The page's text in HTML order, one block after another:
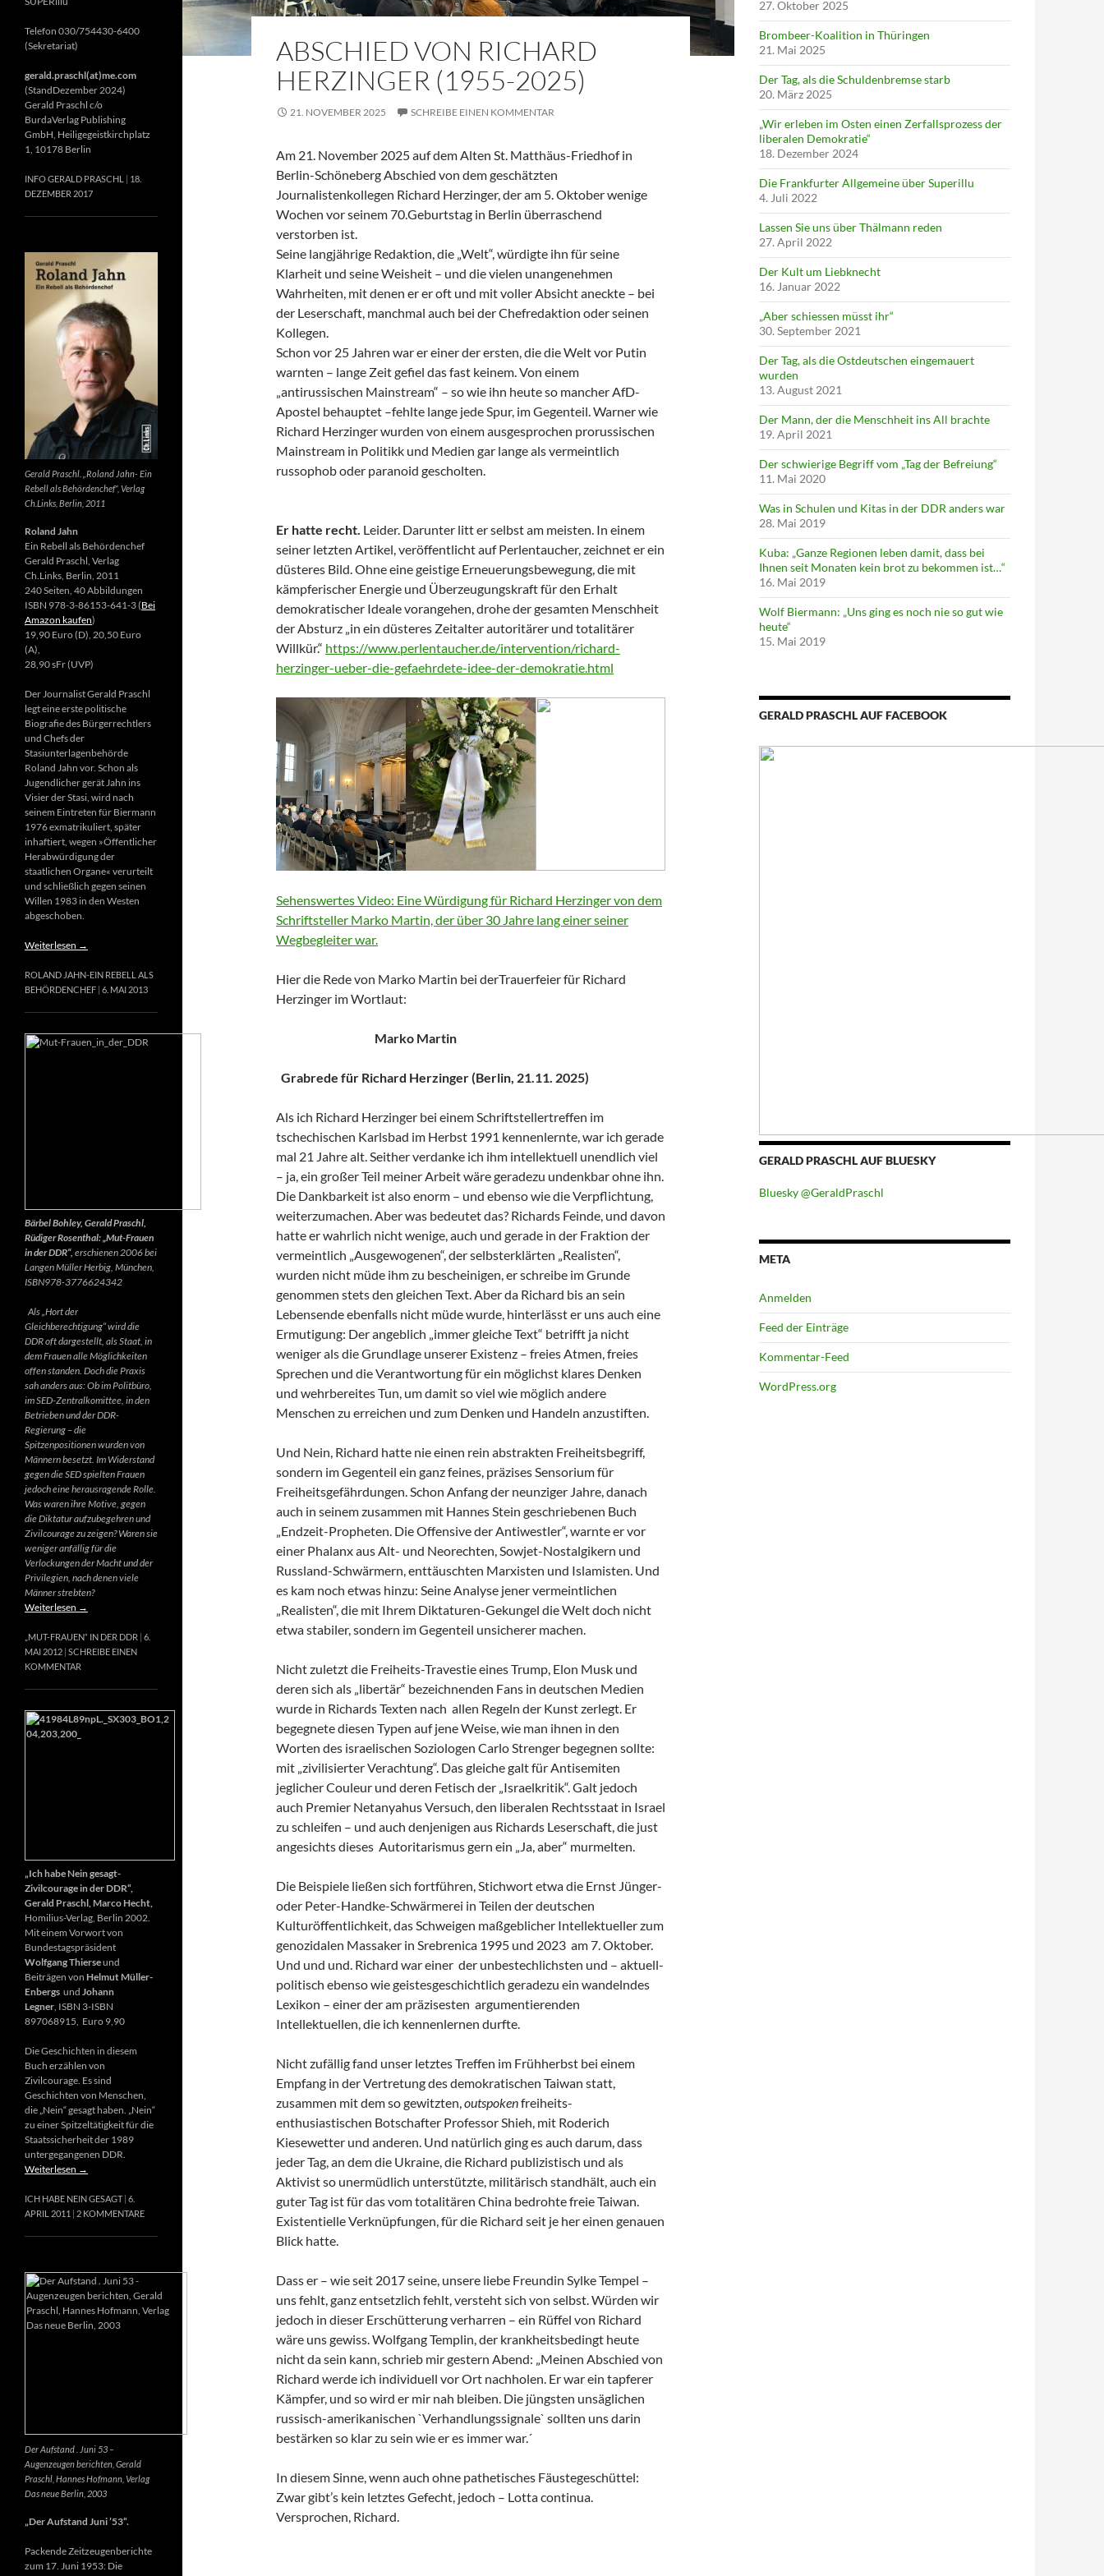
ABSCHIED VON RICHARD
HERZINGER (1955-2025)
21. NOVEMBER 2025 SCHREIBE EINEN KOMMENTAR
Am 21. November 2025 auf dem Alten St. Matthäus-Friedhof in
Berlin-Schöneberg Abschied von dem geschätzten
Journalistenkollegen Richard Herzinger, der am 5. Oktober wenige
Wochen vor seinem 70.Geburtstag in Berlin überraschend
verstorben ist.
Seine langjährige Redaktion, die „Welt“, würdigte ihn für seine
Klarheit und seine Weisheit – und die vielen unangenehmen
Wahrheiten, mit denen er er oft und mit voller Absicht aneckte – bei
der Leserschaft, manchmal auch bei der Chefredaktion oder seinen
Kollegen.
Schon vor 25 Jahren war er einer der ersten, die die Welt vor Putin
warnten – lange Zeit gefiel das fast keinem. Von einem
„antirussischen Mainstream“ – so wie ihn heute so mancher AfD-
Apostel behauptet –fehlte lange jede Spur, im Gegenteil. Warner wie
Richard Herzinger wurden von einem ausgesprochen prorussischen
Mainstream in Politikk und Medien gar lange als vermeintlich
russophob oder paranoid gescholten.
Er hatte recht. Leider. Darunter litt er selbst am meisten. In einem
seiner letzten Artikel, veröffentlicht auf Perlentaucher, zeichnet er ein
düsteres Bild. Ohne eine geistige Erneuerungsbewegung, die mit
kämpferischer Energie und Überzeugungskraft für den Erhalt
demokratischer Ideale vorangehen, drohe der gesamten Menschheit
der Absturz „in ein düsteres Zeitalter autoritärer und totalitärer
Willkür.“ https://www.perlentaucher.de/intervention/richard-
herzinger-ueber-die-gefaehrdete-idee-der-demokratie.html
Sehenswertes Video: Eine Würdigung für Richard Herzinger von dem
Schriftsteller Marko Martin, der über 30 Jahre lang einer seiner
Wegbegleiter war.
Hier die Rede von Marko Martin bei derTrauerfeier für Richard
Herzinger im Wortlaut:
Marko Martin
Grabrede für Richard Herzinger (Berlin, 21.11. 2025)
Als ich Richard Herzinger bei einem Schriftstellertreffen im
tschechischen Karlsbad im Herbst 1991 kennenlernte, war ich gerade
mal 21 Jahre alt. Seither verdanke ich ihm intellektuell unendlich viel
– ja, ein großer Teil meiner Arbeit wäre geradezu undenkbar ohne ihn.
Die Dankbarkeit ist also enorm – und ebenso wie die Verpflichtung,
weiterzumachen. Aber was bedeutet das? Richards Feinde, und davon
hatte er wahrlich nicht wenige, auch und gerade in der Fraktion der
vermeintlich „Ausgewogenen“, der selbsterklärten „Realisten“,
wurden nicht müde ihm zu bescheinigen, er schreibe im Grunde
genommen stets den gleichen Text. Aber da Richard bis an sein
Lebensende ebenfalls nicht müde wurde, hinterlässt er uns auch eine
Ermutigung: Der angeblich „immer gleiche Text“ betrifft ja nicht
weniger als die Grundlage unserer Existenz – freies Atmen, freies
Sprechen und die Verantwortung für ein möglichst klares Denken
und wehrbereites Tun, um damit so viel wie möglich andere
Menschen zu erreichen und zum Denken und Handeln anzustiften.
Und Nein, Richard hatte nie einen rein abstrakten Freiheitsbegriff,
sondern im Gegenteil ein ganz feines, präzises Sensorium für
Freiheitsgefährdungen. Schon Anfang der neunziger Jahre, danach
auch in seinem zusammen mit Hannes Stein geschriebenen Buch
„Endzeit-Propheten. Die Offensive der Antiwestler“, warnte er vor
einer Phalanx aus Alt- und Neorechten, Sowjet-Nostalgikern und
Russland-Schwärmern, enttäuschten Marxisten und Islamisten. Und
es kam noch etwas hinzu: Seine Analyse jener vermeintlichen
„Realisten“, die mit Ihrem Diktaturen-Gekungel die Welt doch nicht
etwa stabiler, sondern im Gegenteil unsicherer machen.
Nicht zuletzt die Freiheits-Travestie eines Trump, Elon Musk und
deren sich als „libertär“ bezeichnenden Fans in deutschen Medien
wurde in Richards Texten nach allen Regeln der Kunst zerlegt. Er
begegnete diesen Typen auf jene Weise, wie man ihnen in den
Worten des israelischen Soziologen Carlo Strenger begegnen sollte:
mit „zivilisierter Verachtung“. Das gleiche galt für Antisemiten
jeglicher Couleur und deren Fetisch der „Israelkritik“. Galt jedoch
auch Premier Netanyahus Versuch, den liberalen Rechtsstaat in Israel
zu schleifen – und auch denjenigen aus Richards Leserschaft, die just
angesichts dieses Autoritarismus gern ein „Ja, aber“ murmelten.
Die Beispiele ließen sich fortführen, Stichwort etwa die Ernst Jünger-
oder Peter-Handke-Schwärmerei in Teilen der deutschen
Kulturöffentlichkeit, das Schweigen maßgeblicher Intellektueller zum
genozidalen Massaker in Srebrenica 1995 und 2023 am 7. Oktober.
Und und und. Richard war einer der unbestechlichsten und – aktuell-
politisch ebenso wie geistesgeschichtlich geradezu ein wandelndes
Lexikon – einer der am präzisesten argumentierenden
Intellektuellen, die ich kennenlernen durfte.
Nicht zufällig fand unser letztes Treffen im Frühherbst bei einem
Empfang in der Vertretung des demokratischen Taiwan statt,
zusammen mit dem so gewitzten, outspokenfreiheits-
enthusiastischen Botschafter Professor Shieh, mit Roderich
Kiesewetter und anderen. Und natürlich ging es auch darum, dass
jeder Tag, an dem die Ukraine, die Richard publizistisch und als
Aktivist so unermüdlich unterstützte, militärisch standhält, auch ein
guter Tag ist für das vom totalitären China bedrohte freie Taiwan.
Existentielle Verknüpfungen, für die Richard seit je her einen genauen
Blick hatte.
Dass er – wie seit 2017 seine, unsere liebe Freundin Sylke Tempel –
uns fehlt, ganz entsetzlich fehlt, versteht sich von selbst. Würden wir
jedoch in dieser Erschütterung verharren – ein Rüffel von Richard
wäre uns gewiss. Wolfgang Templin, der krankheitsbedingt heute
nicht da sein kann, schrieb mir gestern Abend: „Meinen Abschied von
Richard werde ich individuell vor Ort nachholen. Er war ein tapferer
Kämpfer, und so wird er mir nah bleiben. Die jüngsten unsäglichen
russisch-amerikanischen `Verhandlungssignale` sollten uns darin
bestärken so klar zu sein wie er es immer war.´
In diesem Sinne, wenn auch ohne pathetisches Fäustegeschüttel:
Zwar gibt’s kein letztes Gefecht, jedoch – Lotta continua.
Versprochen, Richard.
27. Oktober 2025
Brombeer-Koalition in Thüringen
21. Mai 2025
Der Tag, als die Schuldenbremse starb
20. März 2025
„Wir erleben im Osten einen Zerfallsprozess der
liberalen Demokratie“
18. Dezember 2024
Die Frankfurter Allgemeine über Superillu
4. Juli 2022
Lassen Sie uns über Thälmann reden
27. April 2022
Der Kult um Liebknecht
16. Januar 2022
„Aber schiessen müsst ihr“
30. September 2021
Der Tag, als die Ostdeutschen eingemauert
wurden
13. August 2021
Der Mann, der die Menschheit ins All brachte
19. April 2021
Der schwierige Begriff vom „Tag der Befreiung“
11. Mai 2020
Was in Schulen und Kitas in der DDR anders war
28. Mai 2019
Kuba: „Ganze Regionen leben damit, dass bei
Ihnen seit Monaten kein brot zu bekommen ist…“
16. Mai 2019
Wolf Biermann: „Uns ging es noch nie so gut wie
heute“
15. Mai 2019
GERALD PRASCHL AUF FACEBOOK
GERALD PRASCHL AUF BLUESKY
Bluesky @GeraldPraschl
META
Anmelden
Feed der Einträge
Kommentar-Feed
WordPress.org
Telefon 030/754430-6400
(Sekretariat)
gerald.praschl(at)me.com
(StandDezember 2024)
Gerald Praschl c/o
BurdaVerlag Publishing
GmbH, Heiligegeistkirchplatz
1, 10178 Berlin
INFO GERALD PRASCHL
18.
DEZEMBER 2017
Gerald Praschl. „Roland Jahn- Ein
Rebell als Behördenchef“, Verlag
Ch.Links, Berlin, 2011
Roland Jahn
Ein Rebell als Behördenchef
Gerald Praschl, Verlag
Ch.Links, Berlin, 2011
240 Seiten, 40 Abbildungen
ISBN 978-3-86153-641-3 (Bei
Amazon kaufen)
19,90 Euro (D), 20,50 Euro
(A),
28,90 sFr (UVP)
Der Journalist Gerald Praschl
legt eine erste politische
Biografie des Bürgerrechtlers
und Chefs der
Stasiunterlagenbehörde
Roland Jahn vor. Schon als
Jugendlicher gerät Jahn ins
Visier der Stasi, wird nach
seinem Eintreten für Biermann
1976 exmatrikuliert, später
inhaftiert, wegen »Öffentlicher
Herabwürdigung der
staatlichen Organe« verurteilt
und schließlich gegen seinen
Willen 1983 in den Westen
abgeschoben.
Weiterlesen →
ROLAND JAHN-EIN REBELL ALS
BEHÖRDENCHEF 6. MAI 2013
Bärbel Bohley, Gerald Praschl,
Rüdiger Rosenthal: „Mut-Frauen
in der DDR“, erschienen 2006 bei
Langen Müller Herbig, München,
ISBN978-3776624342
Als „Hort der
Gleichberechtigung“ wird die
DDR oft dargestellt, als Staat, in
dem Frauen alle Möglichkeiten
offen standen. Doch die Praxis
sah anders aus: Ob im Politbüro,
im SED-Zentralkomittee, in den
Betrieben und der DDR-
Regierung – die
Spitzenpositionen wurden von
Männern besetzt. Im Widerstand
gegen die SED spielten Frauen
jedoch eine herausragende Rolle.
Was waren ihre Motive, gegen
die Diktatur aufzubegehren und
Zivilcourage zu zeigen? Waren sie
weniger anfällig für die
Verlockungen der Macht und der
Privilegien, nach denen viele
Männer strebten?
Weiterlesen →
„MUT-FRAUEN“ IN DER DDR 6.
MAI 2012 SCHREIBE EINEN
KOMMENTAR
„Ich habe Nein gesagt-
Zivilcourage in der DDR“,
Gerald Praschl, Marco Hecht,
Homilius-Verlag, Berlin 2002.
Mit einem Vorwort von
Bundestagspräsident
Wolfgang Thierseund
Beiträgen von Helmut Müller-
Enbergs und Johann
Legner , ISBN 3-ISBN
897068915, Euro 9,90
Die Geschichten in diesem
Buch erzählen von
Zivilcourage. Es sind
Geschichten von Menschen,
die „Nein“ gesagt haben. „Nein“
zu einer Spitzeltätigkeit für die
Staatssicherheit der 1989
untergegangenen DDR.
Weiterlesen →
ICH HABE NEIN GESAGT 6.
APRIL 2011
2 KOMMENTARE
Der Aufstand . Juni 53 –
Augenzeugen berichten, Gerald
Praschl, Hannes Hofmann, Verlag
Das neue Berlin, 2003
„Der Aufstand Juni ’53“.
Packende Zeitzeugenberichte
zum 17. Juni 1953: Die